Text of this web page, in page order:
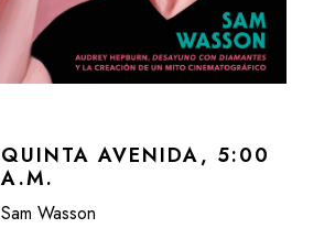
QUINTA AVENIDA, 5:00
A.M.
Sam Wasson